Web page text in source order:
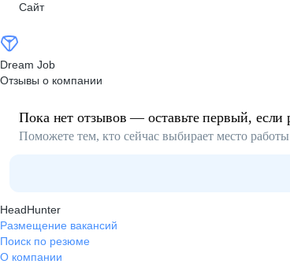
Сайт
Dream Job
Отзывы о компании
Пока нет отзывов — оставьте первый, если
Поможете тем, кто сейчас выбирает место работы
HeadHunter
Размещение вакансий
Поиск по резюме
О компании